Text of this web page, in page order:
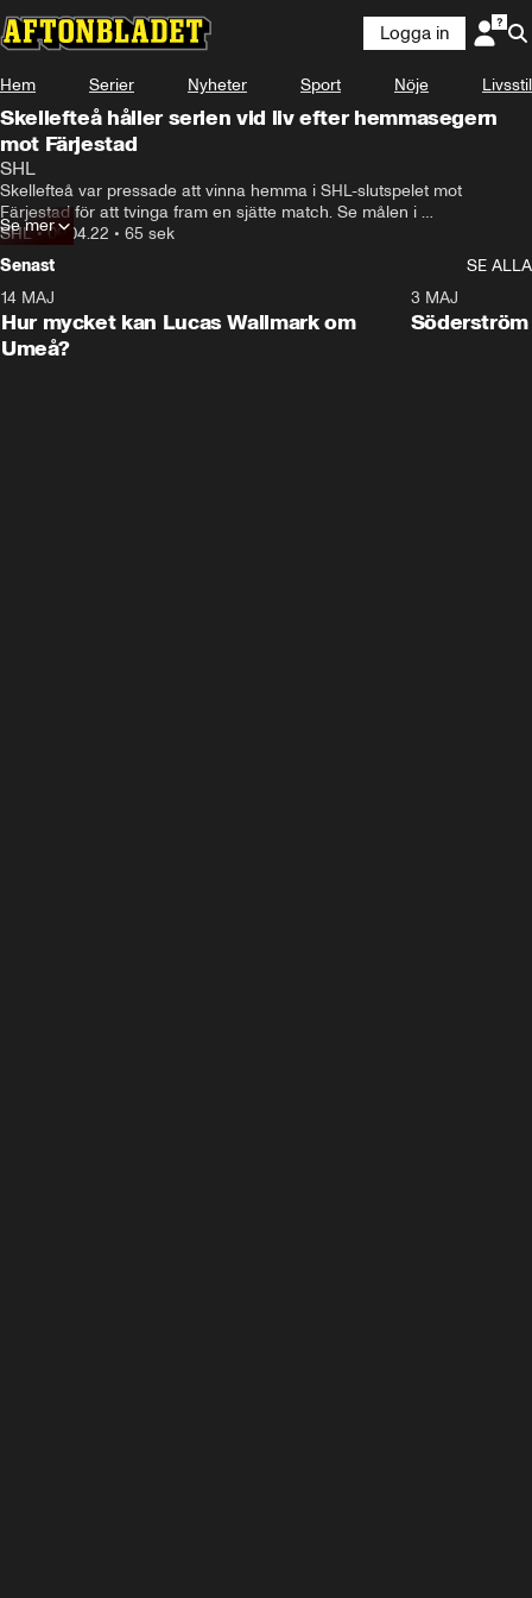
Logga in
Hem Serier Nyheter Sport Nöje Livsstil
Skellefteå håller serien vid liv efter hemmasegern
mot Färjestad
SHL
Skellefteå var pressade att vinna hemma i SHL-slutspelet mot
Färjestad för att tvinga fram en sjätte match. Se målen i
segermatchen.
SHL•09.04.22 • 65 sek
Se mer
Senast
SE ALLA
Plus
14 MAJ
Hur mycket kan Lucas Wallmark om
Umeå?
3 MAJ